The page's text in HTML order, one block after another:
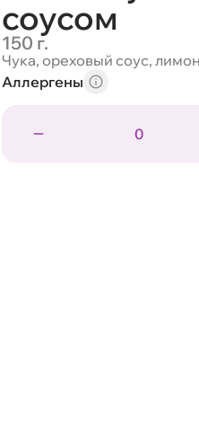
соусом
150 г.
Чука, ореховый соус,
Аллергены
0